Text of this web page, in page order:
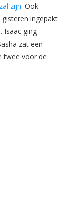
zijn. Ook
ingepakt
Isaac ging
zat een
twee voor de